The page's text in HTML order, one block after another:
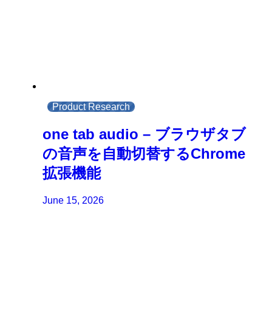
Product Research
one tab audio – ブラウザタブ
の音声を自動切替するChrome
拡張機能
June 15, 2026